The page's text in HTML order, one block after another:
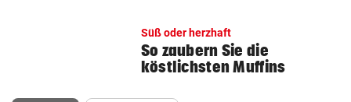
Süß oder herzhaft
So zaubern Sie die
köstlichsten Muffins